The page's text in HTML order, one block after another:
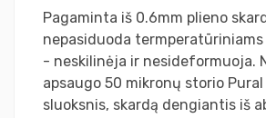
Pagaminta iš 0.6mm plieno
nepasiduoda
- neskilinėja ir nesideformuoja.
apsaugo 50 mikronų storio
sluoksnis, skardą dengiantis iš